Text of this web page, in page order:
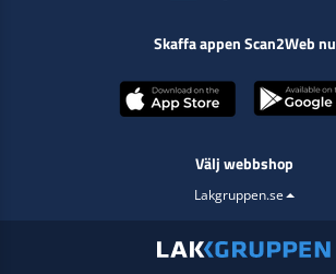
Skaffa appen Scan2Web nu
Välj webbshop
Lakgruppen.se